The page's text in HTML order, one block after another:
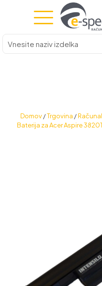
Vnesite
naziv
izdelka
Domov /Trgovina /
Baterija za Acer Aspire